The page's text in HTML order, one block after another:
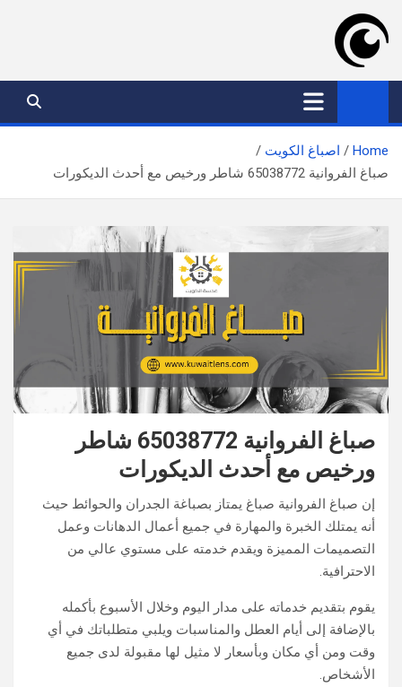
content
موقع عدسة الكويت
افضل خدمات بالكويت
Home
اصباغ الكويت
صباغ الفروانية 65038772 شاطر ورخيص مع أحدث الديكورات
صباغ الفروانية 65038772 شاطر
ورخيص مع أحدث الديكورات
إن صباغ الفروانية صباغ يمتاز بصباغة الجدران والحوائط حيث
أنه يمتلك الخبرة والمهارة في جميع أعمال الدهانات وعمل
التصميمات المميزة ويقدم خدمته على مستوي عالي من
الاحترافية.
يقوم بتقديم خدماته على مدار اليوم وخلال الأسبوع بأكمله
بالإضافة إلى أيام العطل والمناسبات ويلبي متطلباتك في أي
وقت ومن أي مكان وبأسعار لا مثيل لها مقبولة لدى جميع
الأشخاص.